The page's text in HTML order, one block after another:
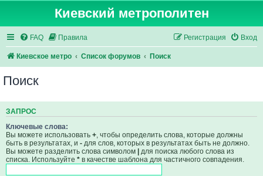
Киевский метрополитен
FAQ Правила Вход
Регистрация
Киевское метро Список форумов Поиск
Поиск
ЗАПРОС
Ключевые слова:
Вы можете использовать + , чтобы определить слова, которые должны
быть в результатах, и - для слов, которых в результатах быть не должно.
Вы можете разделить слова символом | для поиска любого слова из
списка. Используйте * в качестве шаблона для частичного совпадения.